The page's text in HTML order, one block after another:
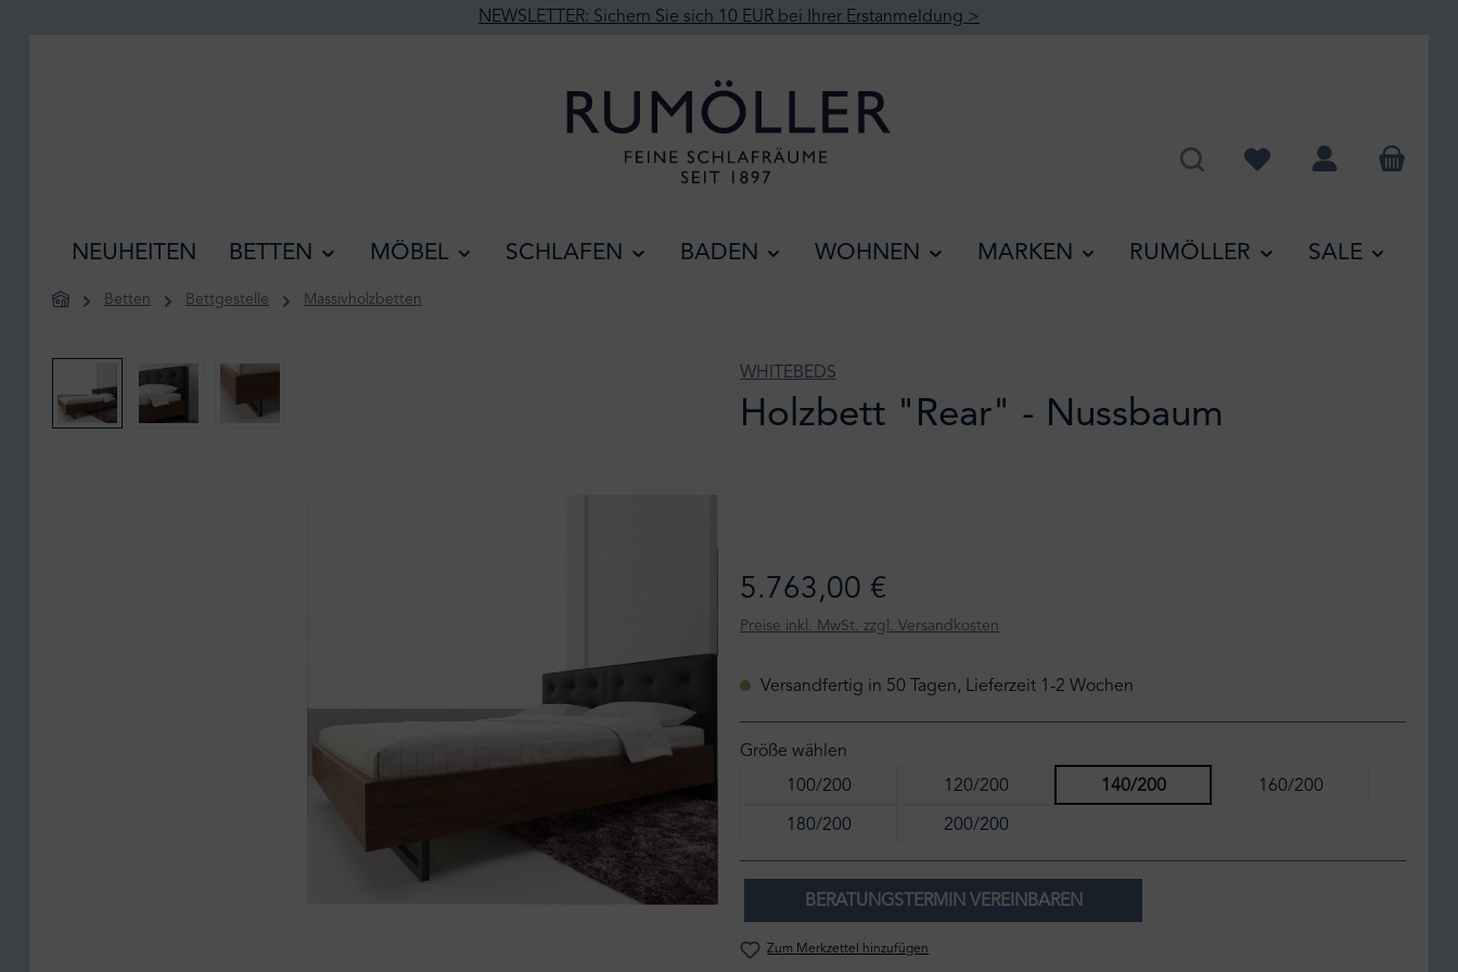
NEWSLETTER: Sichern Sie sich 10 EUR bei Ihrer Erstanmeldung >
Du hast 0 Produkte auf
NEUHEITEN BETTEN MÖBEL SCHLAFEN BADEN WOHNEN MARKEN RUMÖLLER SALE
Betten Bettgestelle Massivholzbetten
WHITEBEDS
Holzbett "Rear" - Nussbaum
5.763,00 €
Preise inkl. MwSt. zzgl. Versandkosten
Versandfertig in 50 Tagen, Lieferzeit 1-2 Wochen
Größe wählen
100/200
120/200 140/200 160/200
180/200 200/200
BERATUNGSTERMIN VEREINBAREN
Zum Merkzettel hinzufügen